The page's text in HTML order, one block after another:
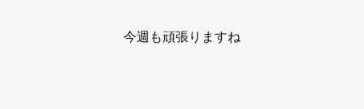
今週も頑張りますね